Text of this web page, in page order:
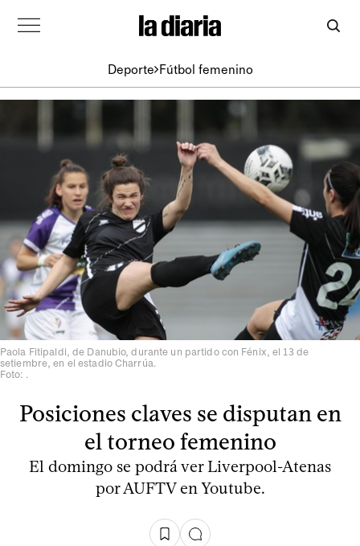
Deporte Fútbol femenino
Paola Fitipaldi, de Danubio, durante un partido con Fénix, el 13 de
setiembre, en el estadio Charrúa.
Foto: .
Posiciones claves se disputan en
el torneo femenino
El domingo se podrá ver Liverpool-Atenas
por AUFTV en Youtube.